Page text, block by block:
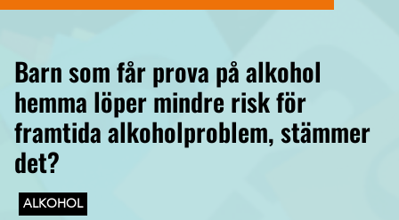
Barn som får prova på alkohol
hemma löper mindre risk för
framtida alkoholproblem, stämmer
det?
ALKOHOL